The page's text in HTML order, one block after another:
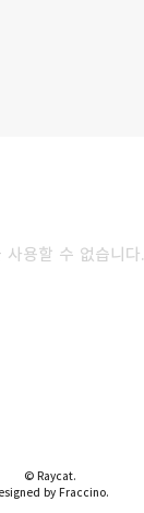
사용할 수 없습니다.
와 배터리 교체하는
© Raycat.
by Fraccino.